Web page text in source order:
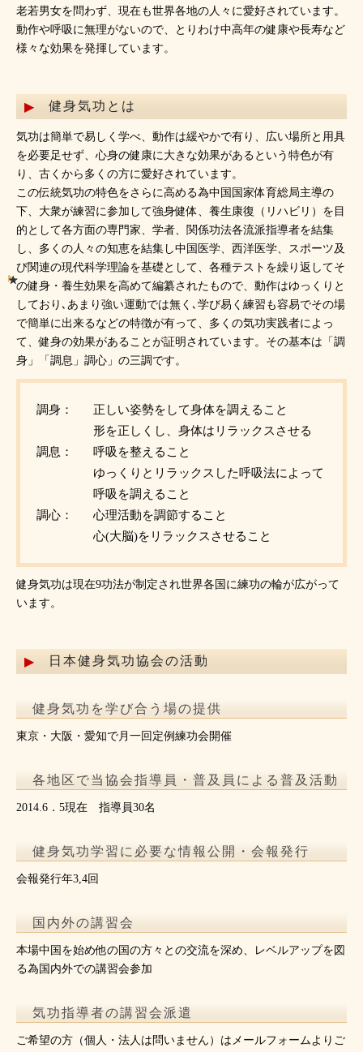
老若男女を問わず、現在も世界各地の人々に愛好されています。
動作や呼吸に無理がないので、とりわけ中高年の健康や長寿など
様々な効果を発揮しています。
健身気功とは
気功は簡単で易しく学べ、動作は緩やかで有り、広い場所と用具
を必要足せず、心身の健康に大きな効果があるという特色が有
り、古くから多くの方に愛好されています。
この伝統気功の特色をさらに高める為中国国家体育総局主導の
下、大衆が練習に参加して強身健体、養生康復（リハビリ）を目
的として各方面の専門家、学者、関係功法各流派指導者を結集
し、多くの人々の知恵を結集し中国医学、西洋医学、スポーツ及
び関連の現代科学理論を基礎として、各種テストを繰り返してそ
の健身・養生効果を高めて編纂されたもので、動作はゆっくりと
しており､あまり強い運動では無く､学び易く練習も容易でその場
で簡単に出来るなどの特徴が有って、多くの気功実践者によっ
て、健身の効果があることが証明されています。その基本は「調
身」「調息」調心」の三調です。
調身：
正しい姿勢をして身体を調えること
形を正しくし、身体はリラックスさせる
調息：
呼吸を整えること
ゆっくりとリラックスした呼吸法によって
呼吸を調えること
調心：
心理活動を調節すること
心(大脳)をリラックスさせること
健身気功は現在9功法が制定され世界各国に練功の輪が広がって
います。
日本健身気功協会の活動
健身気功を学び合う場の提供
東京・大阪・愛知で月一回定例練功会開催
各地区で当協会指導員・普及員による普及活動
2014.6．5現在 指導員30名
健身気功学習に必要な情報公開・会報発行
会報発行年3,4回
国内外の講習会
本場中国を始め他の国の方々との交流を深め、レベルアップを図
る為国内外での講習会参加
気功指導者の講習会派遣
ご希望の方（個人・法人は問いません）はメールフォームよりご